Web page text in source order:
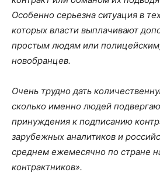
Особенно серьезна ситуация в
которых власти выплачивают
простым людям или
новобранцев.
Очень трудно дать
сколько именно людей
принуждения к подписанию
зарубежных аналитиков и
среднем ежемесячно по стране
контрактников».